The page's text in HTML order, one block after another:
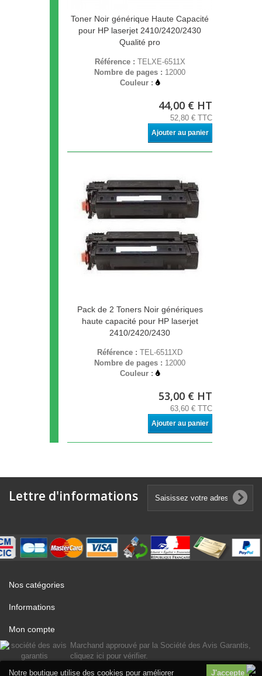
Notre boutique utilise des cookies pour améliorer
Toner Noir générique Haute Capacité
pour HP laserjet 2410/2420/2430
Qualité pro
Référence : TELXE-6511X
Nombre de pages : 12000
Couleur :
44,00 € HT
52,80 € TTC
Ajouter au panier
Pack de 2 Toners Noir génériques
haute capacité pour HP laserjet
2410/2420/2430
Référence : TEL-6511XD
Nombre de pages : 12000
Couleur :
53,00 € HT
63,60 € TTC
Ajouter au panier
Lettre d'informations
Nos catégories
Informations
Mon compte
Marchand approuvé par la Société des Avis Garantis,
cliquez ici pour vérifier.